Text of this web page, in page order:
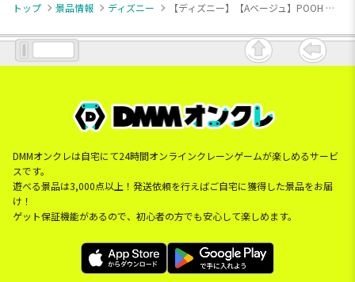
トップ
景品情報 ディズニー 【ディズニー】【Aベージュ】POOH カウチクッション
DMMオンクレは自宅にて24時間オンラインクレーンゲームが楽しめるサービ
スです。
遊べる景品は3,000点以上！発送依頼を行えばご自宅に獲得した景品をお届
け！
ゲット保証機能があるので、初心者の方でも安心して楽しめます。